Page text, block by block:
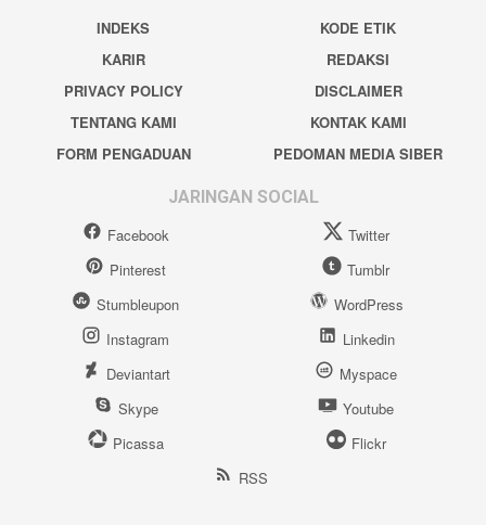
INDEKS
KODE ETIK
KARIR
REDAKSI
PRIVACY POLICY
DISCLAIMER
TENTANG KAMI
KONTAK KAMI
FORM PENGADUAN
PEDOMAN MEDIA SIBER
JARINGAN SOCIAL
Facebook
Twitter
Pinterest
Tumblr
Stumbleupon
WordPress
Instagram
Linkedin
Deviantart
Myspace
Skype
Youtube
Picassa
Flickr
RSS